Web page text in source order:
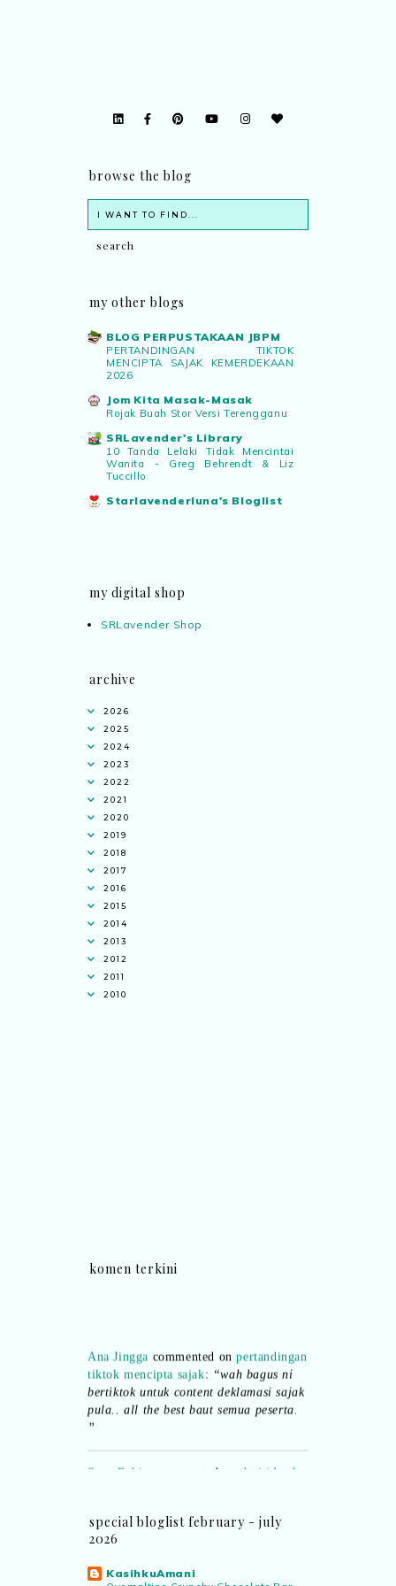
browse the blog
my other blogs
BLOG PERPUSTAKAAN JBPM
PERTANDINGAN TIKTOK
MENCIPTA SAJAK KEMERDEKAAN
2026
Jom Kita Masak-Masak
Rojak Buah Stor Versi Terengganu
SRLavender's Library
10 Tanda Lelaki Tidak Mencintai
Wanita - Greg Behrendt & Liz
Tuccillo
Starlavenderluna's Bloglist
my digital shop
SRLavender Shop
archive
2026
2025
2024
2023
2022
2021
2020
2019
2018
2017
2016
2015
2014
2013
2012
2011
2010
komen terkini
tiktok mencipta sajak:“wah bagus ni
bertiktok untuk content deklamasi sajak
pula.. all the best baut semua peserta.
”
Syaz Rahimcommented ondari idea ke
realiti mencipta permainan
“Selain
dan teknologi digital terbaik!”
Syaz Rahimcommented on
special bloglist february - july
2026
KasihkuAmani